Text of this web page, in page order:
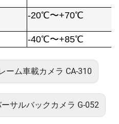
-20℃〜+70℃
-40℃〜+85℃
ーム車載カメラ CA-310
サルバックカメラ G-052